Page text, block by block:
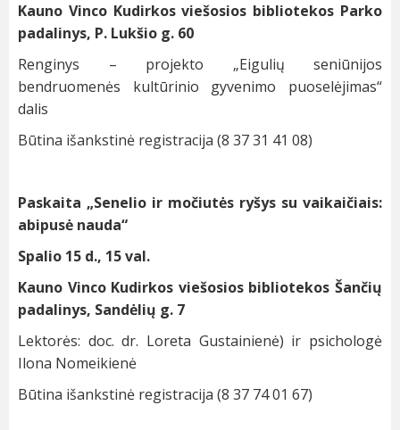
Kauno Vinco Kudirkos viešosios bibliotekos Parko
padalinys, P. Lukšio g. 60
Renginys – projekto „Eigulių seniūnijos
bendruomenės kultūrinio gyvenimo puoselėjimas“
dalis
Būtina išankstinė registracija (8 37 31 41 08)
Paskaita „Senelio ir močiutės ryšys su vaikaičiais:
abipusė nauda“
Spalio 15 d., 15 val.
Kauno Vinco Kudirkos viešosios bibliotekos Šančių
padalinys, Sandėlių g. 7
Lektorės: doc. dr. Loreta Gustainienė) ir psichologė
Ilona Nomeikienė
Būtina išankstinė registracija (8 37 74 01 67)